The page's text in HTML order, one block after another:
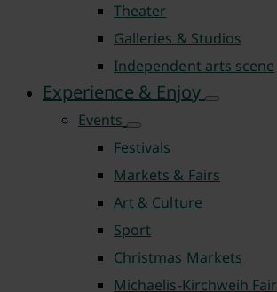
Theater
Galleries & Studios
Independent arts scene
Experience & Enjoy
Events
Festivals
Markets & Fairs
Art & Culture
Sport
Christmas Markets
Michaelis-Kirchweih Fair